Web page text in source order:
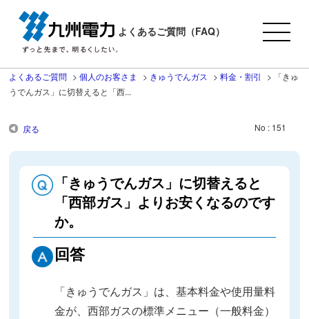
よくあるご質問（FAQ）
よくあるご質問 >個人のお客さま > きゅうでんガス >料金・割引 >
「きゅ
うでんガス」に切替えると「西...
戻る No : 151
「きゅうでんガス」に切替えると
「西部ガス」よりお安くなるのです
か。
回答
「きゅうでんガス」は、基本料金や使用量料
金が、西部ガスの標準メニュー（一般料金）